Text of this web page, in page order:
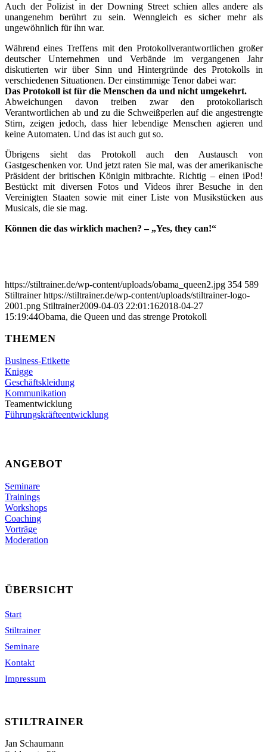
Auch der Polizist in der Downing Street schien alles andere als
unangenehm berührt zu sein. Wenngleich es sicher mehr als
ungewöhnlich für ihn war.
Während eines Treffens mit den Protokollverantwortlichen großer
deutscher Unternehmen und Verbände im vergangenen Jahr
diskutierten wir über Sinn und Hintergründe des Protokolls in
verschiedenen Situationen. Der einstimmige Tenor dabei war:
Das Protokoll ist für die Menschen da und nicht umgekehrt.
Abweichungen davon treiben zwar den protokollarisch
Verantwortlichen ab und zu die Schweißperlen auf die angestrengte
Stirn, zeigen jedoch, dass hier lebendige Menschen agieren und
keine Automaten. Und das ist auch gut so.
Übrigens sieht das Protokoll auch den Austausch von
Gastgeschenken vor. Und jetzt raten Sie mal, was der amerikanische
Präsident der britischen Königin mitbrachte. Richtig – einen iPod!
Bestückt mit diversen Fotos und Videos ihrer Besuche in den
Vereinigten Staaten sowie mit einer Liste von Musikstücken aus
Musicals, die sie mag.
Können die das wirklich machen? – „Yes, they can!“
https://stiltrainer.de/wp-content/uploads/obama_queen2.jpg 354 589
Stiltrainer https://stiltrainer.de/wp-content/uploads/stiltrainer-logo-
2001.png Stiltrainer2009-04-03 22:01:162018-04-27
15:19:44Obama, die Queen und das strenge Protokoll
THEMEN
Business-Etikette
Knigge
Geschäftskleidung
Kommunikation
Teamentwicklung
Führungskräfteentwicklung
ANGEBOT
Seminare
Trainings
Workshops
Coaching
Vorträge
Moderation
ÜBERSICHT
Start
Stiltrainer
Seminare
Kontakt
Impressum
STILTRAINER
Jan Schaumann